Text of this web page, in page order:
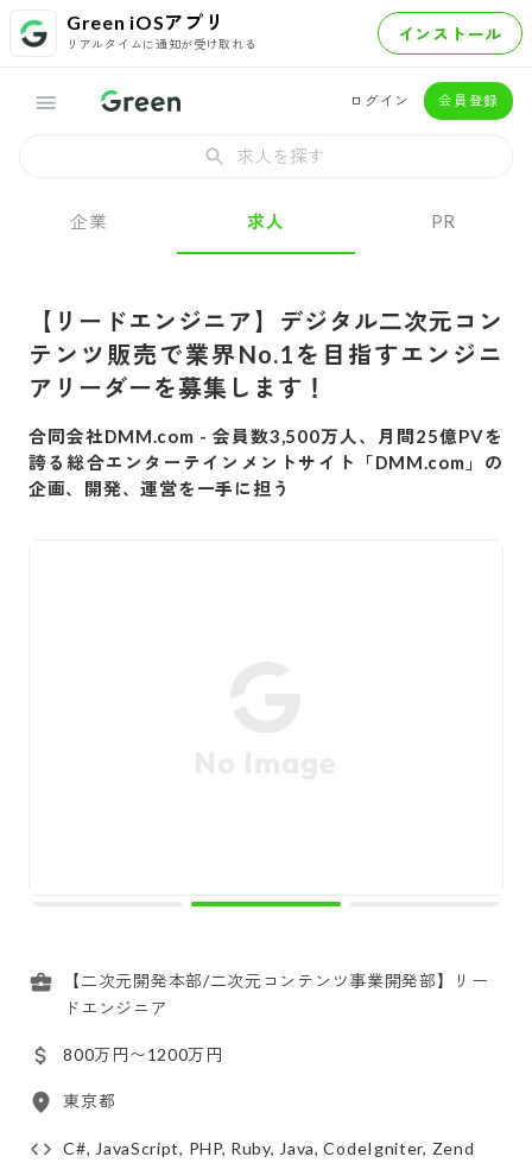
Green iOSアプリ
リアルタイムに通知が受け取れる インストール
ログイン 会員登録
求人を探す
企業 求人 PR
【リードエンジニア】デジタル二次元コン
テンツ販売で業界No.1を目指すエンジニ
アリーダーを募集します！
合同会社DMM.com - 会員数3,500万人、月間25億PVを
誇る総合エンターテインメントサイト「DMM.com」の
企画、開発、運営を一手に担う
【二次元開発本部/二次元コンテンツ事業開発部】リー
ドエンジニア
800万円〜1200万円
東京都
C#, JavaScript, PHP, Ruby, Java, CodeIgniter, Zend